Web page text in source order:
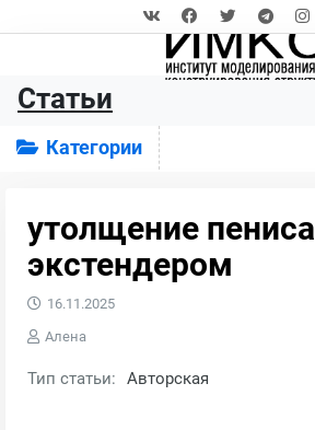
Статьи
Категории
утолщение пениса
экстендером
16.11.2025
Алена
Тип статьи: Авторская